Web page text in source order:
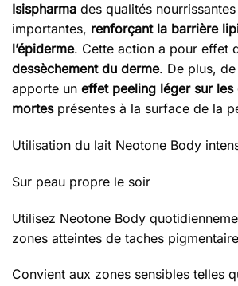
Isispharma des qualités nourrissantes
importantes, renforçant la barrière
l’épiderme. Cette action a pour effet
dessèchement du derme. De plus,
apporte un effet peeling léger sur les
mortesprésentes à la surface de la
Utilisation du lait Neotone Body
Sur peau propre le soir
Utilisez Neotone Body
zones atteintes de taches
Convient aux zones sensibles telles